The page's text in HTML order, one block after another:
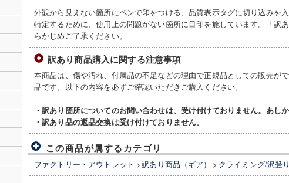
外観から見えない箇所にペンで印をつける、品質表示タグに切り込みを
特定するために、使用上の問題がない箇所に目印を施しています。「訳
らかじめご了承ください。
訳あり商品購入に関する注意事項
本商品は、傷や汚れ、付属品の不足などの理由で正規品としての販売が
品です。以下の内容を必ずご確認いただきご購入ください。
・訳あり箇所についてのお問い合わせは、受け付けておりません。あし
・訳あり品の返品交換は受け付けておりません。
この商品が属するカテゴリ
ファクトリー・アウトレット >訳あり商品（ギア） > クライミング/沢登